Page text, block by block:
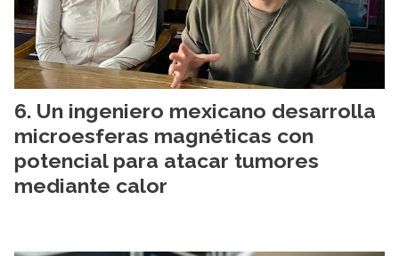
Un ingeniero mexicano desarrolla
microesferas magnéticas con
potencial para atacar tumores
mediante calor